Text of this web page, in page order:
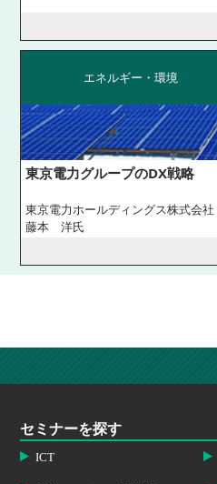
エネルギー・環境
東京電力グループのDX戦略
東京電力ホールディングス株式会
藤本 洋氏
セミナーを探す
ICT